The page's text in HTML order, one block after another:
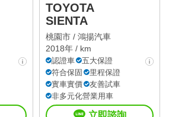
TOYOTA
SIENTA
桃園市 / 鴻揚汽車
2018年 / km
認證車
五大保證
符合保固
里程保證
實車實價
友善試車
非多元化營業用車
立即諮詢